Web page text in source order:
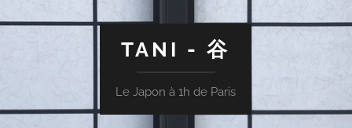
TANI - 谷
Le Japon à 1h de Paris